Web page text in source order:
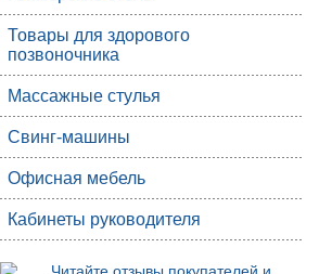
Товары для здорового
позвоночника
Массажные стулья
Свинг-машины
Офисная мебель
Кабинеты руководителя